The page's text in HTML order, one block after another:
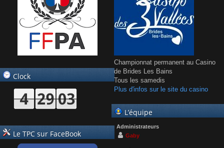
Clock
Le TPC sur FaceBook
Championnat permanent au Casino
de Brides Les Bains
Tous les samedis
Plus d'infos sur le site du casino
L’équipe
Administrateurs
Gaby